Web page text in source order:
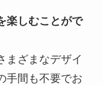
楽しむことがで
まざまなデザイ
手間も不要でお